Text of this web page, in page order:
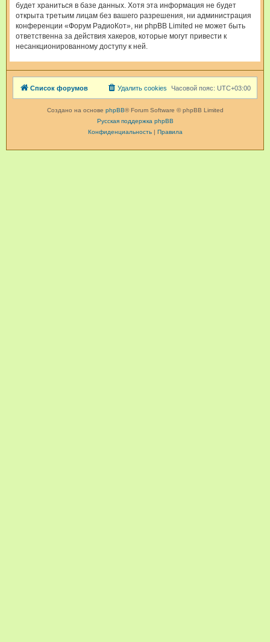
будет храниться в базе данных. Хотя эта информация не будет
открыта третьим лицам без вашего разрешения, ни администрация
конференции «Форум РадиоКот», ни phpBB Limited не может быть
ответственна за действия хакеров, которые могут привести к
несанкционированному доступу к ней.
Список форумов Часовой пояс: UTC+03:00
Удалить cookies
Создано на основе phpBB® Forum Software © phpBB Limited
Русская поддержка phpBB
Конфиденциальность| Правила